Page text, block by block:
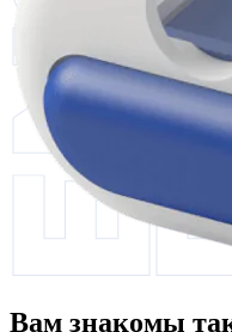
Вам знакомы